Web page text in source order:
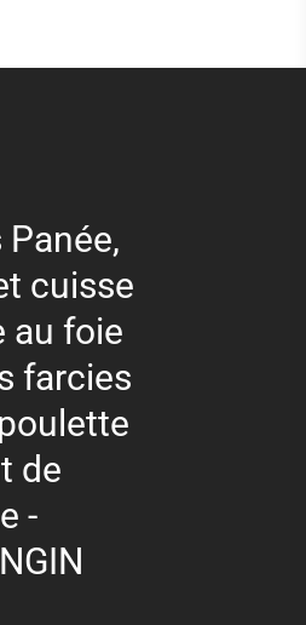
cuisse
au foie
farcies
de
-